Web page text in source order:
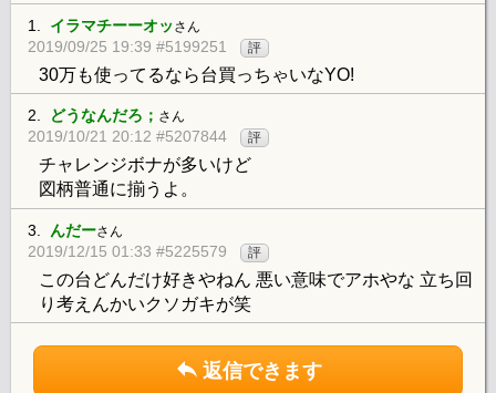
1. イラマチーーオッさん
2019/09/25 19:39 #5199251 評
30万も使ってるなら台買っちゃいなYO!
2. どうなんだろ； さん
2019/10/21 20:12 #5207844 評
チャレンジボナが多いけど
図柄普通に揃うよ。
3. んだーさん
2019/12/15 01:33 #5225579 評
この台どんだけ好きやねん 悪い意味でアホやな 立ち回
り考えんかいクソガキが笑
返信できます